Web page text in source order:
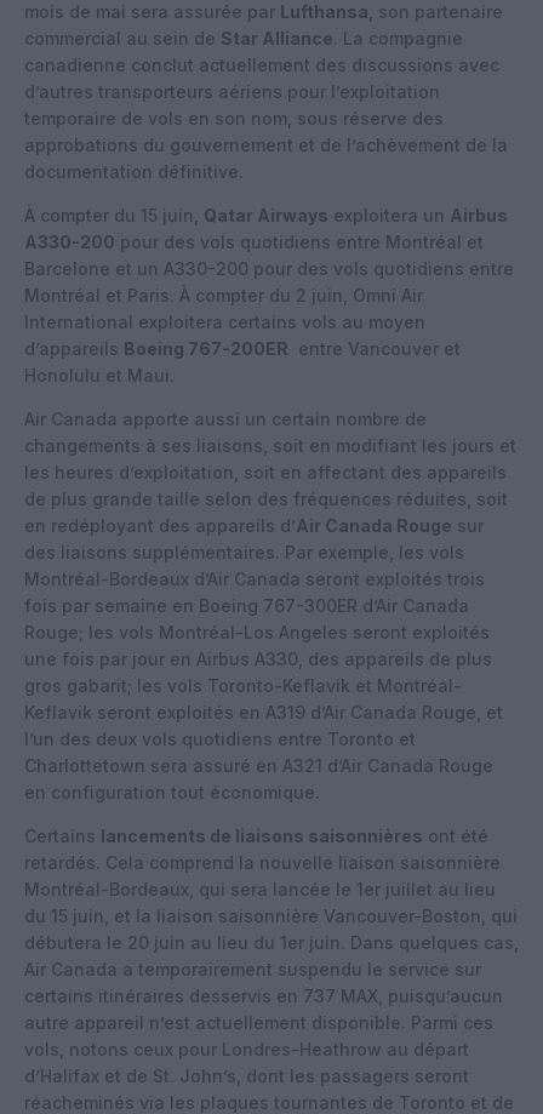
mois de mai sera assurée par Lufthansa , son partenaire
commercial au sein de Star Alliance. La compagnie
canadienne conclut actuellement des discussions avec
d’autres transporteurs aériens pour l’exploitation
temporaire de vols en son nom, sous réserve des
approbations du gouvernement et de l’achèvement de la
documentation définitive.
À compter du 15 juin, Qatar Airways exploitera un Airbus
A330-200 pour des vols quotidiens entre Montréal et
Barcelone et un A330-200 pour des vols quotidiens entre
Montréal et Paris. À compter du 2 juin, Omni Air
International exploitera certains vols au moyen
d’appareils Boeing 767-200ER entre Vancouver et
Honolulu et Maui.
Air Canada apporte aussi un certain nombre de
changements à ses liaisons, soit en modifiant les jours et
les heures d’exploitation, soit en affectant des appareils
de plus grande taille selon des fréquences réduites, soit
en redéployant des appareils d’Air Canada Rouge sur
des liaisons supplémentaires. Par exemple, les vols
Montréal-Bordeaux d’Air Canada seront exploités trois
fois par semaine en Boeing 767-300ER d’Air Canada
Rouge; les vols Montréal-Los Angeles seront exploités
une fois par jour en Airbus A330, des appareils de plus
gros gabarit; les vols Toronto-Keflavik et Montréal-
Keflavik seront exploités en A319 d’Air Canada Rouge, et
l’un des deux vols quotidiens entre Toronto et
Charlottetown sera assuré en A321 d’Air Canada Rouge
en configuration tout économique.
Certains lancements de liaisons saisonnières ont été
retardés. Cela comprend la nouvelle liaison saisonnière
Montréal-Bordeaux, qui sera lancée le 1er juillet au lieu
du 15 juin, et la liaison saisonnière Vancouver-Boston, qui
débutera le 20 juin au lieu du 1er juin. Dans quelques cas,
Air Canada a temporairement suspendu le service sur
certains itinéraires desservis en 737 MAX, puisqu’aucun
autre appareil n’est actuellement disponible. Parmi ces
vols, notons ceux pour Londres-Heathrow au départ
d’Halifax et de St. John’s, dont les passagers seront
réacheminés via les plaques tournantes de Toronto et de